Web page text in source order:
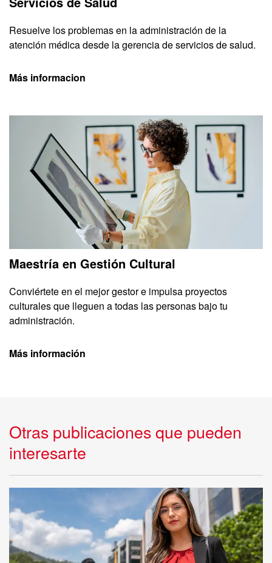
Resuelve los problemas en la administración de la
atención médica desde la gerencia de servicios de salud.
Más informacion
Maestría en Gestión Cultural
Conviértete en el mejor gestor e impulsa proyectos
culturales que lleguen a todas las personas bajo tu
administración.
Más información
Otras publicaciones que pueden
interesarte